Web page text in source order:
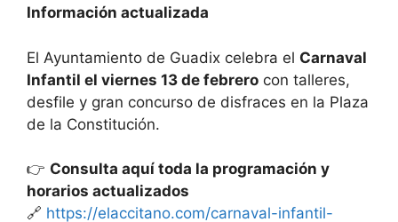
Información actualizada
El Ayuntamiento de Guadix celebra el Carnaval
Infantil el viernes 13 de febrero con talleres,
desfile y gran concurso de disfraces en la Plaza
de la Constitución.
👉 Consulta aquí toda la programación y
horarios actualizados
🔗 https://elaccitano.com/carnaval-infantil-